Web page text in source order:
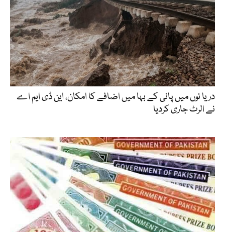
دریا ئوں میں پانی کے بہا میں اضافے کا امکان، این ڈی ایم اے
نے الرٹ جاری کردیا